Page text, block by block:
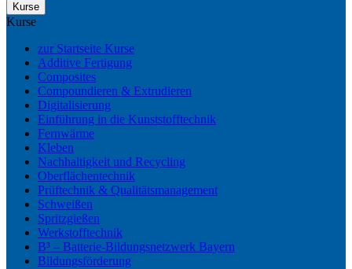
Kurse
Kurse
zur Startseite Kurse
Additive Fertigung
Composites
Compoundieren & Extrudieren
Digitalisierung
Einführung in die Kunststofftechnik
Fernwärme
Kleben
Nachhaltigkeit und Recycling
Oberflächentechnik
Prüftechnik & Qualitätsmanagement
Schweißen
Spritzgießen
Werkstofftechnik
B³ – Batterie-Bildungsnetzwerk Bayern
Bildungsförderung